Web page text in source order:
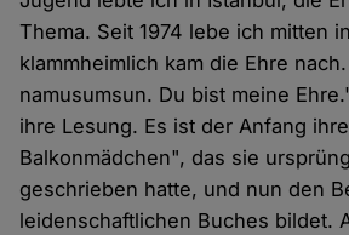
Thema. Seit 1974 lebe ich mitten
klammheimlich kam die Ehre
namusumsun. Du bist meine
ihre Lesung. Es ist der Anfang
Balkonmädchen", das sie
geschrieben hatte, und nun den
leidenschaftlichen Buches bildet.